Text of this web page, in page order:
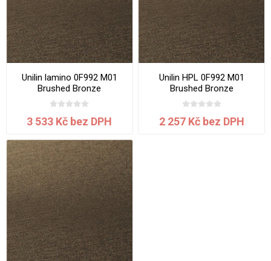
Unilin lamino 0F992 M01
Brushed Bronze
2800x2070x19 mm
3 533 Kč bez DPH
Unilin HPL 0F992 M01
Brushed Bronze
3050x1300x0.7 mm
2 257 Kč bez DPH